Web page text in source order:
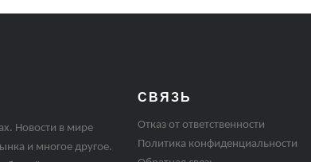
Новости в мире
и многое другое.
СВЯЗЬ
Отказ от ответственности
Политика конфиденциальности